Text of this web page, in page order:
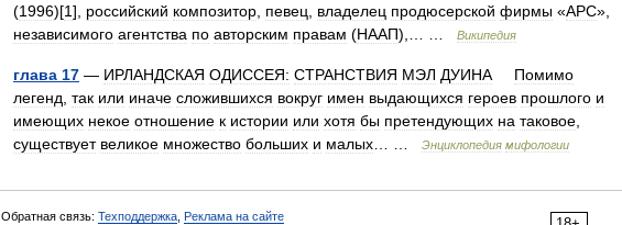
(1996)[1], российский композитор певец владелец продюсерской фирмы «АРС»,
независимого агентства по авторским правам (НААП),… … Википедия
глава 17 — ИРЛАНДСКАЯ ОДИССЕЯ: СТРАНСТВИЯ МЭЛ ДУИНА
Помимо
легенд так или иначе сложившихся вокруг имен выдающихся героев прошлого и
имеющих некое отношение к истории или хотя бы претендующих на таковое
существует великое множество больших и малых Энциклопедия мифологии
Обратная связь: Техподдержка Реклама на сайте